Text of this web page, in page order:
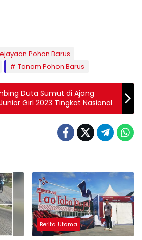
Pohon Barus
Tanam Pohon Barus
Duta Sumut di Ajang
Girl 2023 Tingkat Nasional
Berita Utama